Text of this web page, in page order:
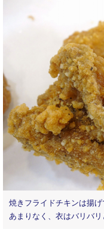
焼きフライドチキンは揚
あまりなく、衣はバリバ